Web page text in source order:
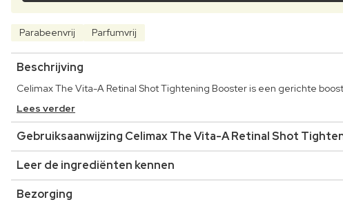
Parabeenvrij Parfumvrij
Beschrijving
Celimax The Vita-A Retinal Shot Tightening Booster is een gerichte
Lees verder
Gebruiksaanwijzing Celimax The Vita-A Retinal Shot
Leer de ingrediënten kennen
Bezorging